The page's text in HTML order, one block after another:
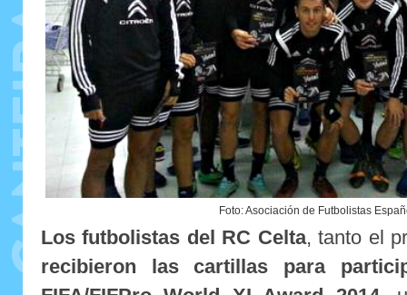
Foto: Asociación de Futbolistas
Los futbolistas del RC Celta, tanto el
recibieron las cartillas para